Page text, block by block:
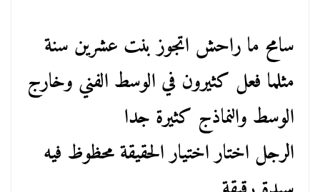
سامح ما راحش اتجوز بنت عشرين سنة
مثلما فعل كثيرون في الوسط الفني وخارج
الوسط والنماذج كثيرة جدا
الرجل اختار اختيار الحقيقة محظوظ فيه